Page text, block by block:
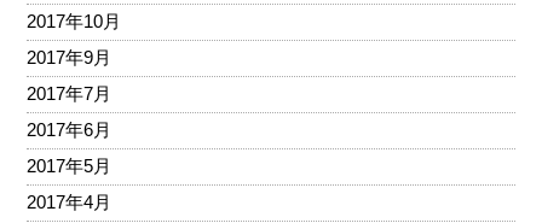
2017年10月
2017年9月
2017年7月
2017年6月
2017年5月
2017年4月